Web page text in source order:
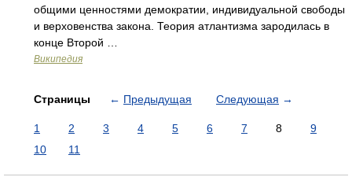
общими ценностями демократии, индивидуальной свободы
и верховенства закона. Теория атлантизма зародилась в
конце Второй …
Википедия
Страницы ← Предыдущая Следующая →
1 2 3 4 5 6 7 8
9
10
11